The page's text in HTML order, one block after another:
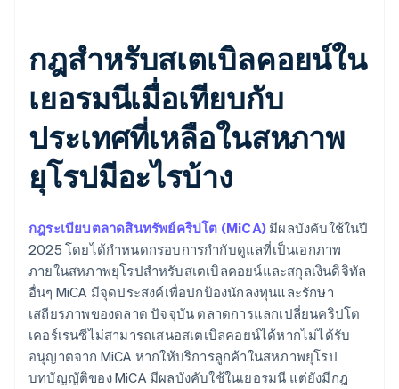
กฎสำหรับสเตเบิลคอยน์ใน
เยอรมนีเมื่อเทียบกับ
ประเทศที่เหลือในสหภาพ
ยุโรปมีอะไรบ้าง
กฎระเบียบตลาดสินทรัพย์คริปโต (MiCA) มีผลบังคับใช้ในปี
2025 โดยได้กำหนดกรอบการกำกับดูแลที่เป็นเอกภาพ
ภายในสหภาพยุโรปสำหรับสเตเบิลคอยน์และสกุลเงินดิจิทัล
อื่นๆ MiCA มีจุดประสงค์เพื่อปกป้องนักลงทุนและรักษา
เสถียรภาพของตลาด ปัจจุบัน ตลาดการแลกเปลี่ยนคริปโต
เคอร์เรนซีไม่สามารถเสนอสเตเบิลคอยน์ได้หากไม่ได้รับ
อนุญาตจาก MiCA หากให้บริการลูกค้าในสหภาพยุโรป
บทบัญญัติของ MiCA มีผลบังคับใช้ในเยอรมนี แต่ยังมีกฎ